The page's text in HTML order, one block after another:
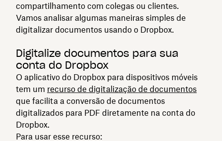
compartilhamento com colegas ou clientes.
Vamos analisar algumas maneiras simples de
digitalizar documentos usando o Dropbox.
Digitalize documentos para sua
conta do Dropbox
O aplicativo do Dropbox para dispositivos móveis
tem um recurso de digitalização de documentos
que facilita a conversão de documentos
digitalizados para PDF diretamente na conta do
Dropbox.
Para usar esse recurso: